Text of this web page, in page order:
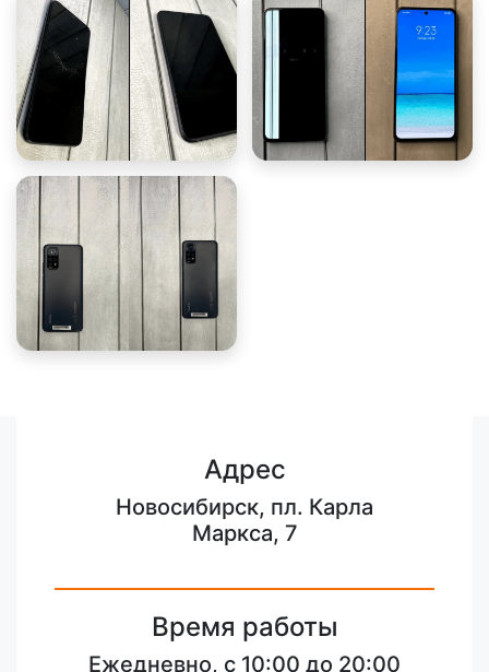
Адрес
Новосибирск, пл. Карла
Маркса, 7
Время работы
Ежедневно, с 10:00 до 20:00